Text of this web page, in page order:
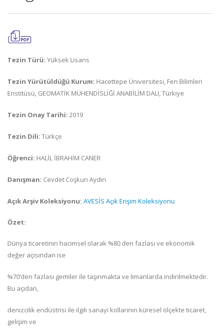
Tezin Türü: Yüksek Lisans
Tezin Yürütüldüğü Kurum: Hacettepe Üniversitesi, Fen Bilimleri
Enstitüsü, GEOMATİK MÜHENDİSLİĞİ ANABİLİM DALI, Türkiye
Tezin Onay Tarihi: 2019
Tezin Dili: Türkçe
Öğrenci: HALİL İBRAHİM CANER
Danışman: Cevdet Coşkun Aydın
Açık Arşiv Koleksiyonu: AVESİS Açık Erişim Koleksiyonu
Özet:
Dünya ticaretinin hacimsel olarak %80 den fazlası ve ekonomik
değer açısından ise
%70’den fazlası gemiler ile taşınmakta ve limanlarda indirilmektedir.
Bu açıdan,
denizcilik endüstrisi ile ilgili sanayi kollarının küresel ölçekte ticaret,
gelişim ve